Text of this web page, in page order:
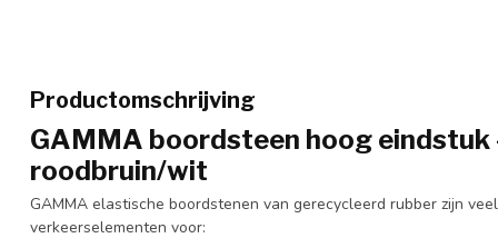
Productomschrijving
GAMMA boordsteen hoog eindstuk
roodbruin/wit
GAMMA elastische boordstenen van gerecycleerd rubber zijn
verkeerselementen voor: